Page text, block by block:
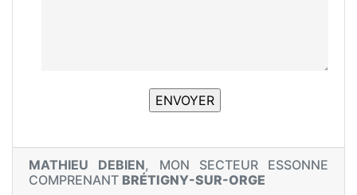
MATHIEU DEBIEN, MON SECTEUR ESSONNE
COMPRENANT BRÉTIGNY-SUR-ORGE